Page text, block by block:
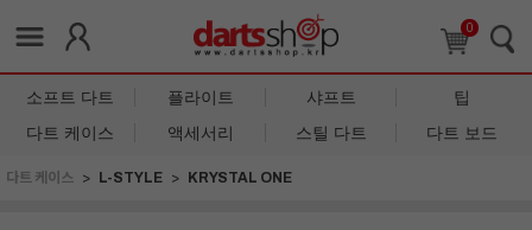
0
소프트 다트 플라이트 샤프트
팁
다트 케이스
액세서리 스틸 다트 다트 보드
다트 케이스 L-STYLE KRYSTAL ONE